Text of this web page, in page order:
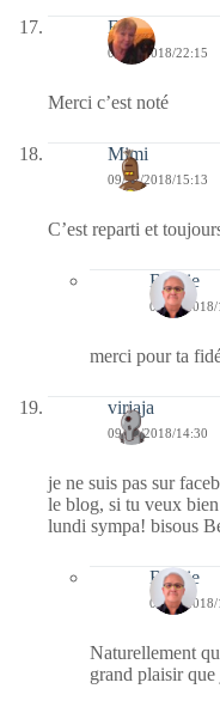
Evy
09/12/2018/22:15
Merci c’est noté
Mimi
09/12/2018/15:13
C’est reparti et
Bernie
09/12/2018/
merci pour ta
virjaja
09/12/2018/14:30
je ne suis pas sur
le blog, si tu veux
lundi sympa! bisous
Bernie
09/12/2018/
Naturellement
grand plaisir